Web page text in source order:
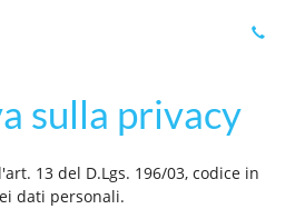
sulla privacy
13 del D.Lgs. 196/03, codice in
dati personali.